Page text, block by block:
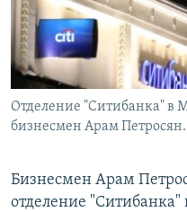
Отделение "Ситибанка" в
бизнесмен Арам Петросян.
Бизнесмен Арам
отделение "Ситибанка"